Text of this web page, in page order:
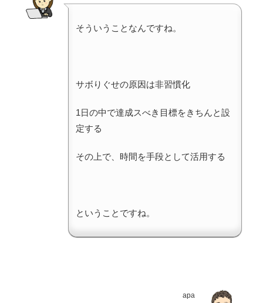
そういうことなんですね。
サボりぐせの原因は非習慣化
1日の中で達成スべき目標をきちんと設
定する
その上で、時間を手段として活用する
ということですね。
apa